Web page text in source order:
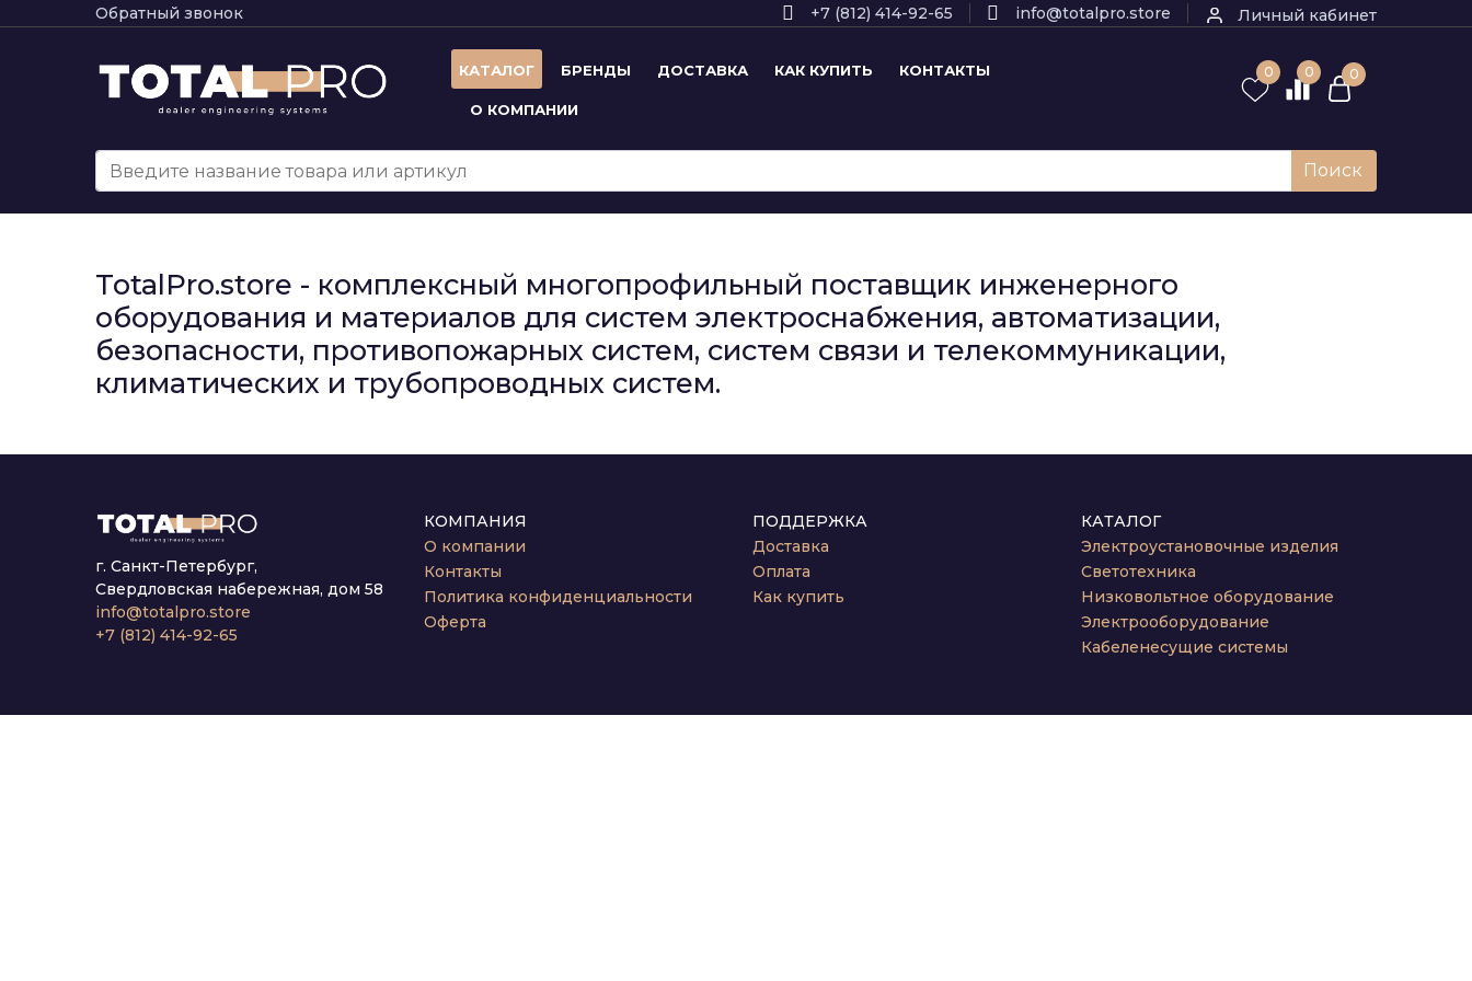
Обратный звонок +7 (812) 414-92-65 info@totalpro.store Личный кабинет
КАТАЛОГ БРЕНДЫ ДОСТАВКА КАК КУПИТЬ КОНТАКТЫ
О КОМПАНИИ
0 0 0
Поиск
TotalPro.store - комплексный многопрофильный поставщик инженерного
оборудования и материалов для систем электроснабжения, автоматизации,
безопасности, противопожарных систем, систем связи и телекоммуникации,
климатических и трубопроводных систем.
г. Санкт-Петербург,
Свердловская набережная, дом 58
info@totalpro.store
+7 (812) 414-92-65
КОМПАНИЯ
О компании
Контакты
Политика конфиденциальности
Оферта
ПОДДЕРЖКА
Доставка
Оплата
Как купить
КАТАЛОГ
Электроустановочные изделия
Светотехника
Низковольтное оборудование
Электрооборудование
Кабеленесущие системы